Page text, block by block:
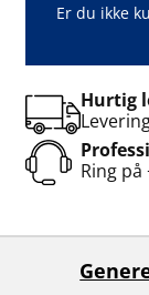
Er du ikke
Hurtig
Ring på